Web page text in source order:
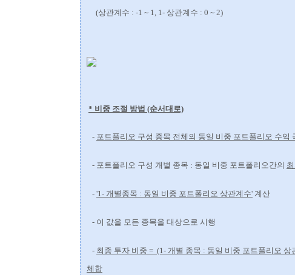
(상관계수 : -1 ~ 1, 1- 상관계수 : 0 ~ 2)
* 비중 조절 방법 (순서대로)
- 포트폴리오 구성 종목 전체의 동일 비중 포트폴리오 수익
- 포트폴리오 구성 개별 종목 : 동일 비중 포트폴리오간의
- '1- 개별종목 : 동일 비중 포트폴리오 상관계수' 계산
- 이 값을 모든 종목을 대상으로 시행
- 최종 투자 비중 = (1- 개별 종목 : 동일 비중 포트폴리오 상
체합